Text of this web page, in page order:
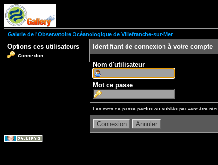
Galerie de l'Observatoire Océanologique de Villefranche-sur-Mer
Options des utilisateurs
Connexion
Identifiant de connexion à votre compte
Nom d'utilisateur
Mot de passe
Les mots de passe perdus ou oubliés peuvent être